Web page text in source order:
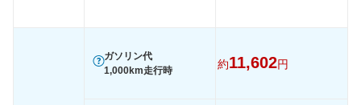
- ガソリン代
1,000km走行時
約11,602円